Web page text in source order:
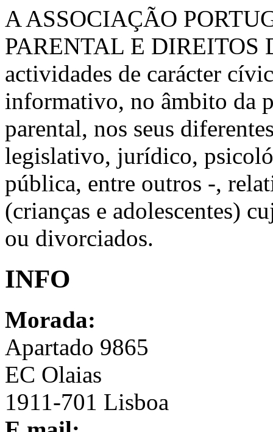
A ASSOCIAÇÃO
PARENTAL E DIREITOS
actividades de carácter
informativo, no âmbito da
parental, nos seus
legislativo, jurídico,
pública, entre outros -,
(crianças e adolescentes)
ou divorciados.
INFO
Morada:
Apartado 9865
EC Olaias
1911-701 Lisboa